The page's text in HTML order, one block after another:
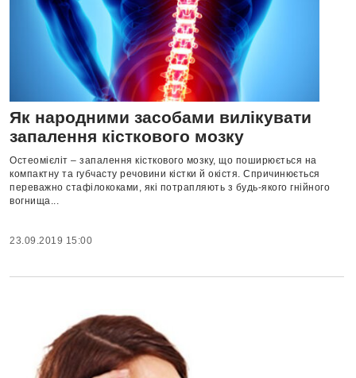
Як народними засобами вилікувати
запалення кісткового мозку
Остеомієліт – запалення кісткового мозку, що поширюється на
компактну та губча­сту речовини кістки й окістя. Спричинюється
переважно стафілококами, які потрапляють з будь-якого гнійного
вогнища...
23.09.2019 15:00